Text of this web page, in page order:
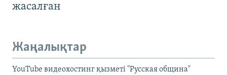
жасалған
Жаңалықтар
YouTube видеохостинг қызметі "Русская община"